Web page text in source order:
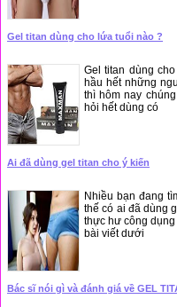
Gel titan dùng cho lứa tuổi nào ?
Gel titan dùng
hầu hết những
thì hôm nay
hỏi hết dùng có
Ai đã dùng gel titan cho ý kiến
Nhiều bạn đang
thế có ai đã dùng
thực hư công
bài viết dưới
Bác sĩ nói gì và đánh giá về GEL